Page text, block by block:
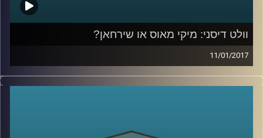
וולט דיסני: מיקי מאוס או שירחאן?
11/01/2017
המפגש בין דורון פישלר לגיל מרקוביץ נסוב
אדם, שאישיותו השפיעה על התכנים, הצבעים,